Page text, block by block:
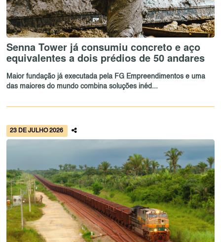
Senna Tower já consumiu concreto e aço
equivalentes a dois prédios de 50 andares
Maior fundação já executada pela FG Empreendimentos e uma
das maiores do mundo combina soluções inéd...
23 DE JULHO 2026